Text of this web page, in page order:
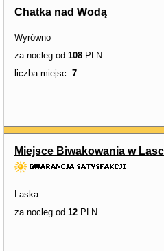
Chatka nad Wodą
Wyrówno
za nocleg od 108 PLN
liczba miejsc: 7
Miejsce Biwakowania w
Laska
za nocleg od 12 PLN